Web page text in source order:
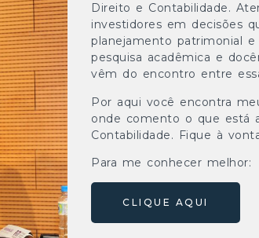
Direito e Contabilidade.
investidores em decisões
planejamento patrimonial e
pesquisa acadêmica e
vêm do encontro entre
Por aqui você encontra
onde comento o que está
Contabilidade. Fique à
Para me conhecer melhor:
CLIQUE AQUI